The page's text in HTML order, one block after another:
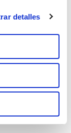
detalles
Puzzle 2 In 1